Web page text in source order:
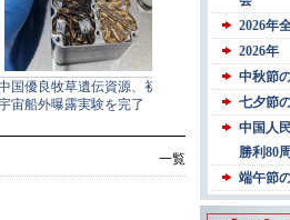
一覧